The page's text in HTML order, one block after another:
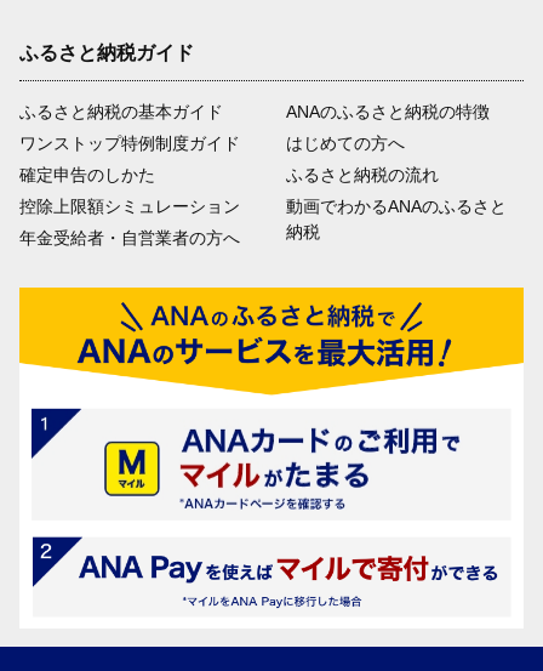
ふるさと納税ガイド
ふるさと納税の基本ガイド
ワンストップ特例制度ガイド
確定申告のしかた
控除上限額シミュレーション
年金受給者・自営業者の方へ
ANAのふるさと納税の特徴
はじめての方へ
ふるさと納税の流れ
動画でわかるANAのふるさと
納税